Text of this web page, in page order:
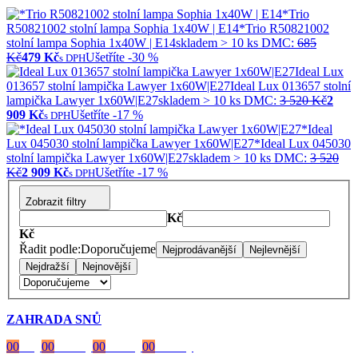
*Trio
R50821002 stolní lampa Sophia 1x40W | E14*Trio R50821002
stolní lampa Sophia 1x40W | E14skladem > 10 ks DMC: 685
Kč479 Kčs DPHUšetříte -30 %
Ideal Lux
013657 stolní lampička Lawyer 1x60W|E27Ideal Lux 013657 stolní
lampička Lawyer 1x60W|E27skladem > 10 ks DMC: 3 520 Kč2
909 Kčs DPHUšetříte -17 %
*Ideal
Lux 045030 stolní lampička Lawyer 1x60W|E27*Ideal Lux 045030
stolní lampička Lawyer 1x60W|E27skladem > 10 ks DMC: 3 520
Kč2 909 Kčs DPHUšetříte -17 %
Zobrazit filtry
Kč
Kč
Řadit podle:Doporučujeme Nejprodávanější
Nejlevnější
Nejdražší
Nejnovější
ZAHRADA SNŮ
00
00 00 00